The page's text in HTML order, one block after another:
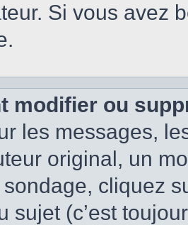
Si vous avez
modifier ou
les messages,
original, un
sondage, cliquez
sujet (c’est